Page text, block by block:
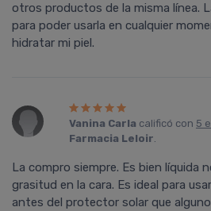
otros productos de la misma línea.
para poder usarla en cualquier
hidratar mi piel.
Vanina Carla calificó con 5
Farmacia Leloir.
La compro siempre. Es bien líquida
grasitud en la cara. Es ideal para
antes del protector solar que